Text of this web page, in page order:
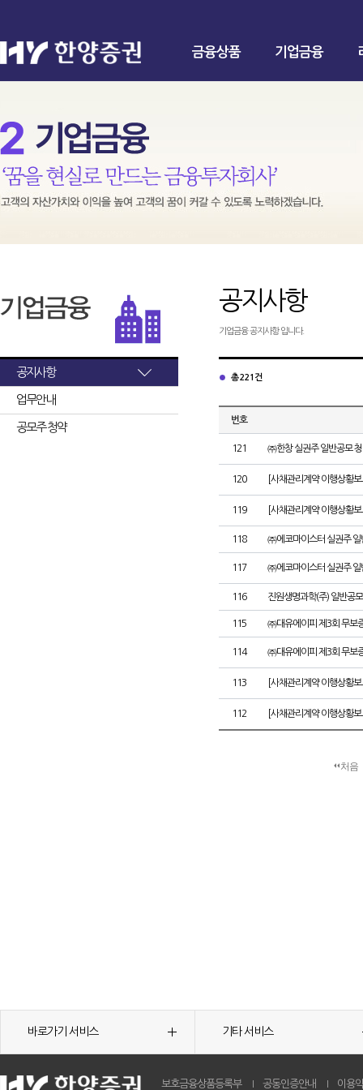
금융상품 기업금융
공지사항
업무안내
공모주 청약
공지사항
기업금융 공지사항 입니다.
총 221건
번호
121 ㈜한창 실권주 일반공모
120 [사채관리계약 이행상황
119 [사채관리계약 이행상황
118 ㈜에코마이스터 실권주 일
117 ㈜에코마이스터 실권주 일
116 진원생명과학(주) 일반공
115 ㈜대유에이피 제3회 무보
114 ㈜대유에이피 제3회 무보
113 [사채관리계약 이행상황
112 [사채관리계약 이행상황
처음
바로가기 서비스 기타 서비스
보호금융상품등록부 공동인증안내 이용